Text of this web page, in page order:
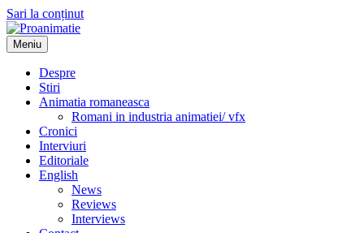
Sari la conținut
Proanimatie
Stiri despre filme de animatie
Meniu
Despre
Stiri
Animatia romaneasca
Romani in industria animatiei/ vfx
Cronici
Interviuri
Editoriale
English
News
Reviews
Interviews